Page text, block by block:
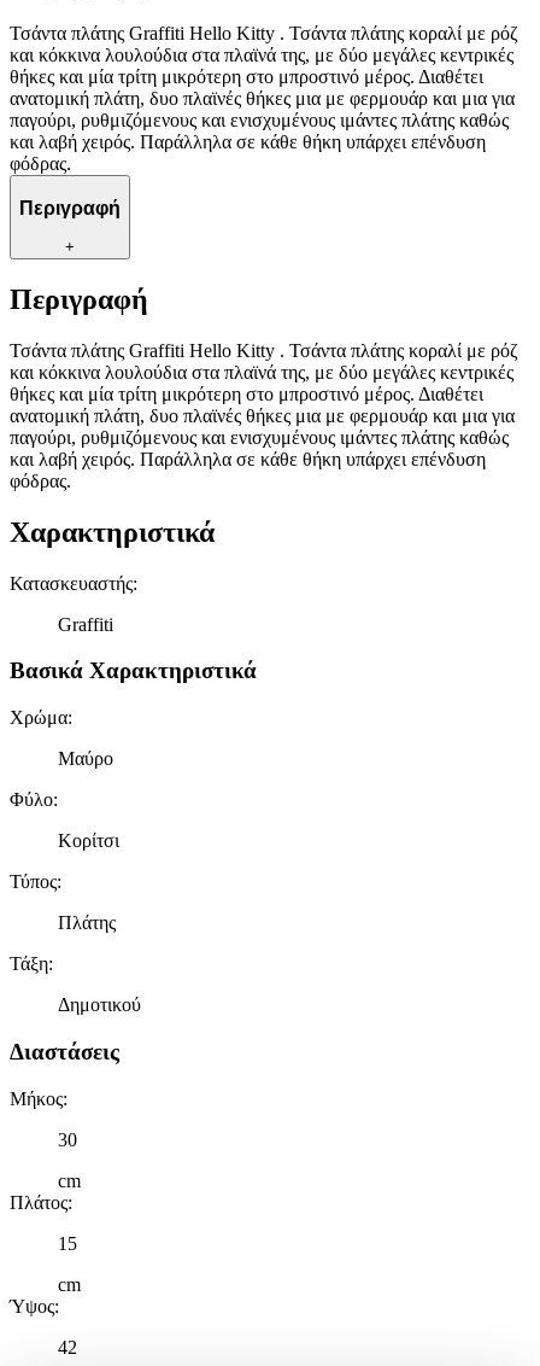
Τσάντα πλάτης Graffiti Hello Kitty . Τσάντα πλάτης κοραλί με ρόζ
και κόκκινα λουλούδια στα πλαϊνά της, με δύο μεγάλες κεντρικές
θήκες και μία τρίτη μικρότερη στο μπροστινό μέρος. Διαθέτει
ανατομική πλάτη, δυο πλαϊνές θήκες μια με φερμουάρ και μια για
παγούρι, ρυθμιζόμενους και ενισχυμένους ιμάντες πλάτης καθώς
και λαβή χειρός. Παράλληλα σε κάθε θήκη υπάρχει επένδυση
φόδρας.
Περιγραφή
+
Περιγραφή
Τσάντα πλάτης Graffiti Hello Kitty . Τσάντα πλάτης κοραλί με ρόζ
και κόκκινα λουλούδια στα πλαϊνά της, με δύο μεγάλες κεντρικές
θήκες και μία τρίτη μικρότερη στο μπροστινό μέρος. Διαθέτει
ανατομική πλάτη, δυο πλαϊνές θήκες μια με φερμουάρ και μια για
παγούρι, ρυθμιζόμενους και ενισχυμένους ιμάντες πλάτης καθώς
και λαβή χειρός. Παράλληλα σε κάθε θήκη υπάρχει επένδυση
φόδρας.
Χαρακτηριστικά
Κατασκευαστής:
Graffiti
Βασικά Χαρακτηριστικά
Χρώμα:
Μαύρο
Φύλο:
Κορίτσι
Τύπος:
Πλάτης
Τάξη:
Δημοτικού
Διαστάσεις
Μήκος:
30
cm
Πλάτος:
15
cm
Ύψος:
42